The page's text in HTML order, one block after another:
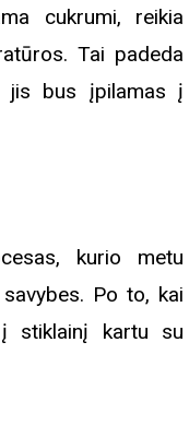
cukrumi, reikia
Tai padeda
jis bus įpilamas į
kurio metu
Po to, kai
stiklainį kartu su